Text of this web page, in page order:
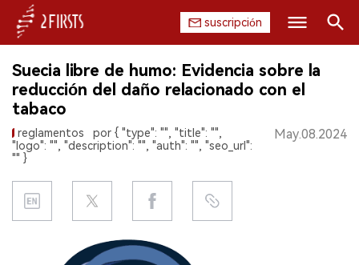
suscripción
INICIO
EMPRESA
PRODUCTO
REGULACIÓN
Buscar
Suecia libre de humo: Evidencia sobre la
reducción del daño relacionado con el
tabaco
reglamentos
por { "type": "", "title": "",
"logo": "", "description": "", "auth": "", "seo_url":
"" }
May.08.2024